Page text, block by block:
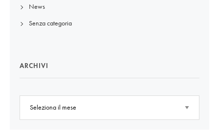
News
Senza categoria
ARCHIVI